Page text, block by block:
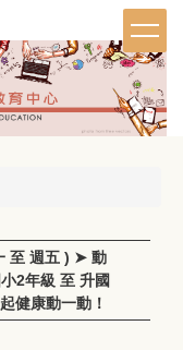
至 週五 ) ➤ 動
2年級 至 升國
健康動一動！